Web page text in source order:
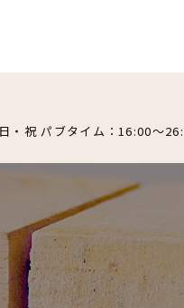
祝 パブタイム：16:00～